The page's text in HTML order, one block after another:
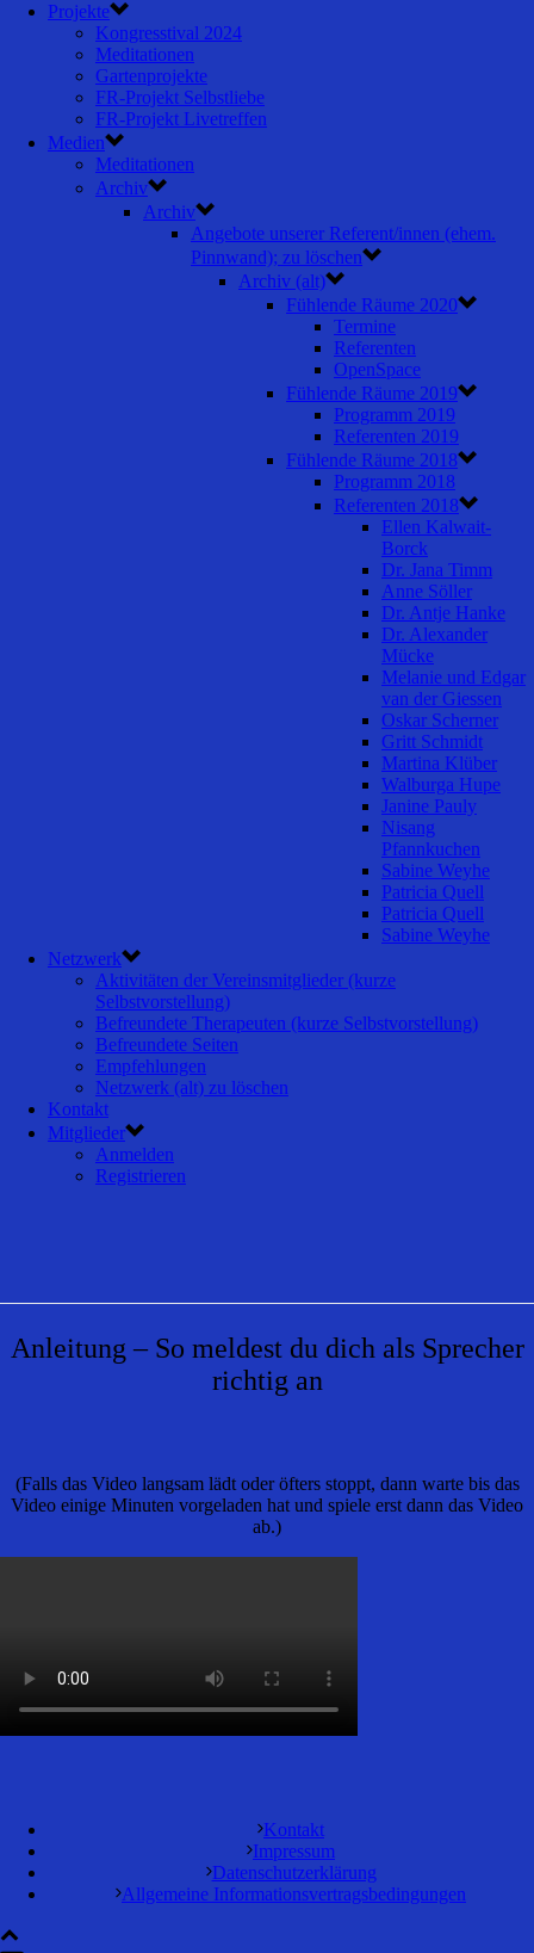
Projekte
Kongresstival 2024
Meditationen
Gartenprojekte
FR-Projekt Selbstliebe
FR-Projekt Livetreffen
Medien
Meditationen
Archiv
Archiv
Angebote unserer Referent/innen (ehem.
Pinnwand); zu löschen
Archiv (alt)
Fühlende Räume 2020
Termine
Referenten
OpenSpace
Fühlende Räume 2019
Programm 2019
Referenten 2019
Fühlende Räume 2018
Programm 2018
Referenten 2018
Ellen Kalwait-
Borck
Dr. Jana Timm
Anne Söller
Dr. Antje Hanke
Dr. Alexander
Mücke
Melanie und Edgar
van der Giessen
Oskar Scherner
Gritt Schmidt
Martina Klüber
Walburga Hupe
Janine Pauly
Nisang
Pfannkuchen
Sabine Weyhe
Patricia Quell
Patricia Quell
Sabine Weyhe
Netzwerk
Aktivitäten der Vereinsmitglieder (kurze
Selbstvorstellung)
Befreundete Therapeuten (kurze Selbstvorstellung)
Befreundete Seiten
Empfehlungen
Netzwerk (alt) zu löschen
Kontakt
Mitglieder
Anmelden
Registrieren
Anleitung – So meldest du dich als Sprecher
richtig an
(Falls das Video langsam lädt oder öfters stoppt, dann warte bis das
Video einige Minuten vorgeladen hat und spiele erst dann das Video
ab.)
Kontakt
Impressum
Datenschutzerklärung
Allgemeine Informationsvertragsbedingungen